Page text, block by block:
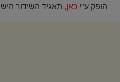
הופק ע"י כאן, תאגיד השידור